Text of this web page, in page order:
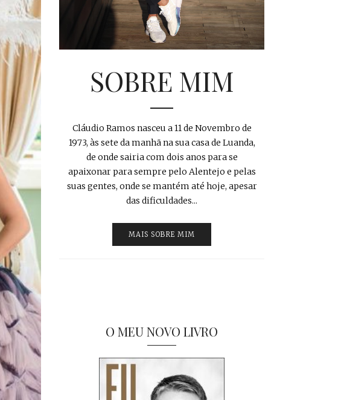
SOBRE MIM
Cláudio Ramos nasceu a 11 de Novembro de
1973, às sete da manhã na sua casa de Luanda,
de onde sairia com dois anos para se
apaixonar para sempre pelo Alentejo e pelas
suas gentes, onde se mantém até hoje, apesar
das dificuldades...
MAIS SOBRE MIM
O MEU NOVO LIVRO